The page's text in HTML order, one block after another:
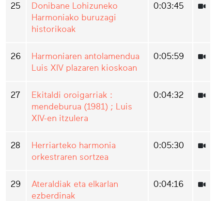
25
Donibane Lohizuneko
Harmoniako buruzagi
historikoak
0:03:45
26
Harmoniaren antolamendua
Luis XIV plazaren kioskoan
0:05:59
27
Ekitaldi oroigarriak :
mendeburua (1981) ; Luis
XIV-en itzulera
0:04:32
28
Herriarteko harmonia
orkestraren sortzea
0:05:30
29
Ateraldiak eta elkarlan
ezberdinak
0:04:16